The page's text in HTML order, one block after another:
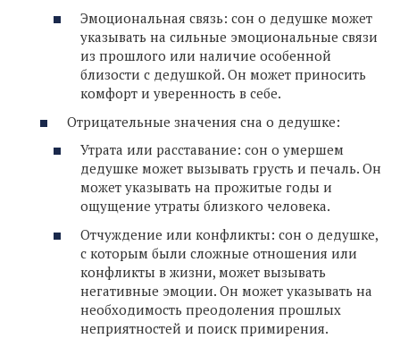
Эмоциональная связь: сон о дедушке может
указывать на сильные эмоциональные связи
из прошлого или наличие особенной
близости с дедушкой. Он может приносить
комфорт и уверенность в себе.
Отрицательные значения сна о дедушке:
Утрата или расставание: сон о умершем
дедушке может вызывать грусть и печаль. Он
может указывать на прожитые годы и
ощущение утраты близкого человека.
Отчуждение или конфликты: сон о дедушке,
с которым были сложные отношения или
конфликты в жизни, может вызывать
негативные эмоции. Он может указывать на
необходимость преодоления прошлых
неприятностей и поиск примирения.